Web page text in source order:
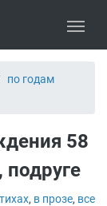
по годам
58
, в прозе, все